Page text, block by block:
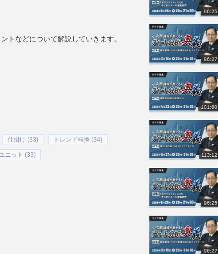
トなどについて解説していきます。
仕掛け (33) トレンド転換 (34)
ニット (33)
96:25
96:27
101:60
113:12
96:25
96:27